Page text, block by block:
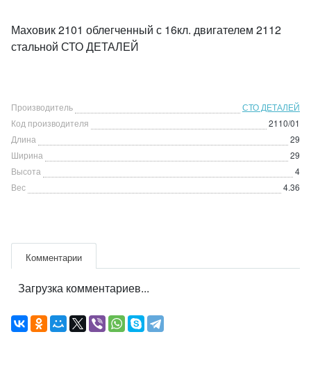
Маховик 2101 облегченный с 16кл. двигателем 2112
стальной СТО ДЕТАЛЕЙ
Производитель
СТО ДЕТАЛЕЙ
Код производителя
2110/01
Длина
29
Ширина
29
Высота
4
Вес
4.36
Комментарии
Загрузка комментариев...